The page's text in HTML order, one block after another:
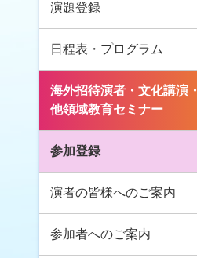
演題登録
日程表・プログラム
海外招待演者・文化講演・
他領域教育セミナー
参加登録
演者の皆様へのご案内
参加者へのご案内